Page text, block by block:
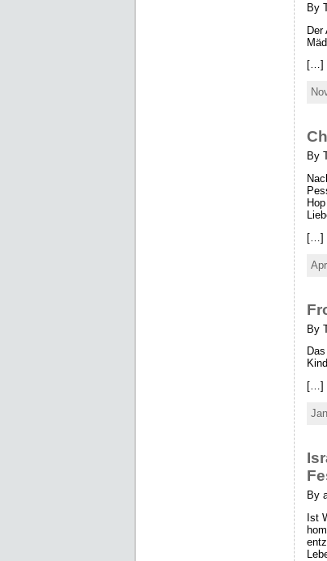
By
Der
[…]
By
[…]
By
[…]
By
Ist